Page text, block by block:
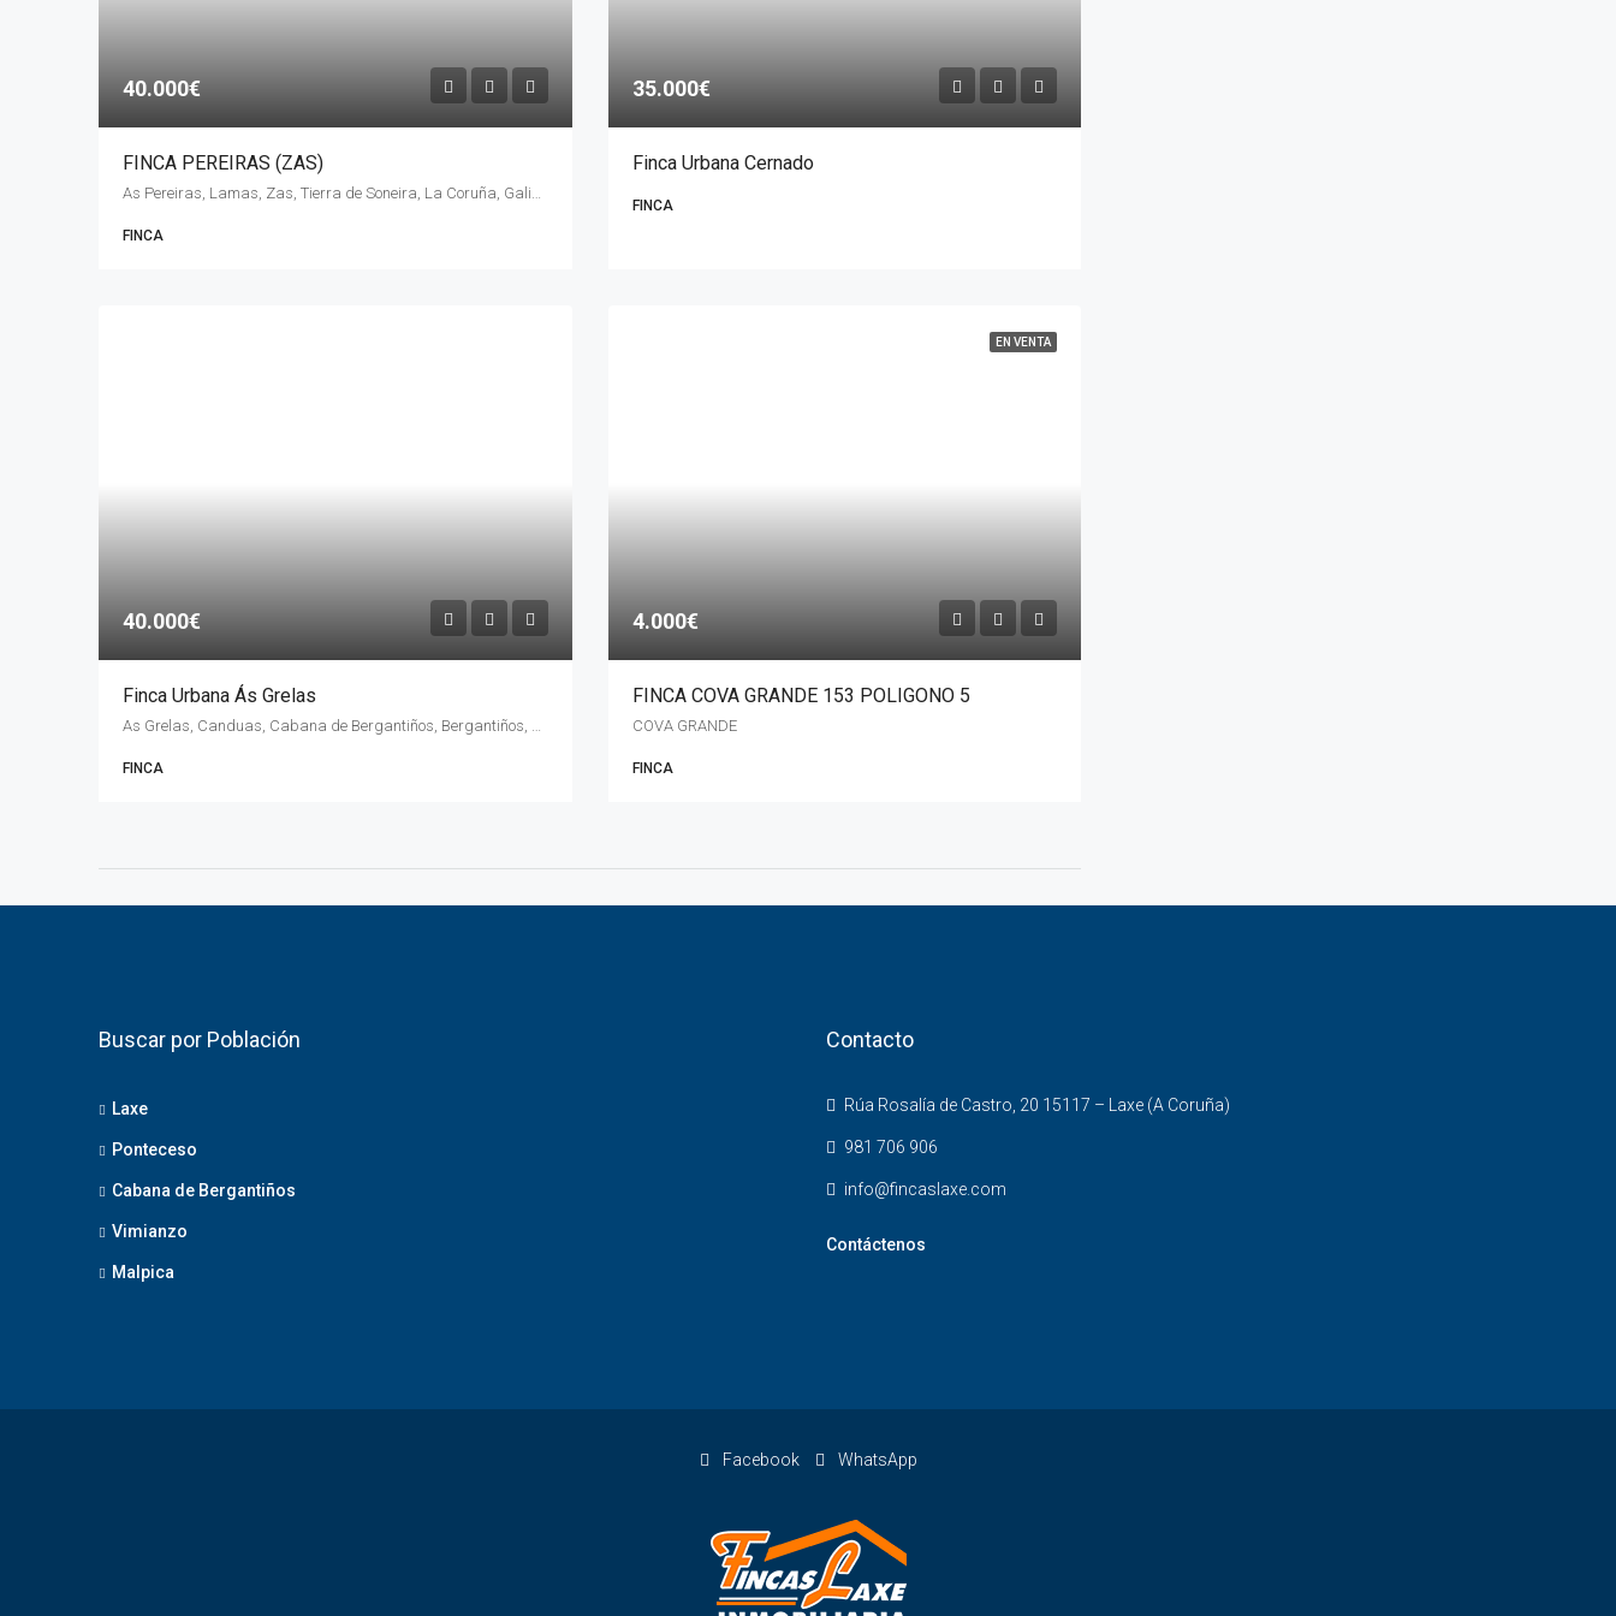
40.000€
FINCA PEREIRAS (ZAS)
As Pereiras, Lamas, Zas, Tierra de Soneira, La Coruña, Galicia, 15851, España
FINCA
35.000€
Finca Urbana Cernado
FINCA
40.000€
Finca Urbana Ás Grelas
As Grelas, Canduas, Cabana de Bergantiños, Bergantiños, La Coruña, Galicia, 15116, España
FINCA
EN VENTA
4.000€
FINCA COVA GRANDE 153 POLIGONO 5
COVA GRANDE
FINCA
Buscar por Población
Laxe
Ponteceso
Cabana de Bergantiños
Vimianzo
Malpica
Contacto
Rúa Rosalía de Castro, 20 15117 – Laxe (A Coruña)
981 706 906
info@fincaslaxe.com
Contáctenos
Facebook WhatsApp